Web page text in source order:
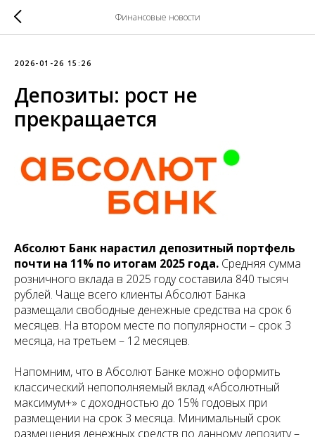
Финансовые новости
2026-01-26 15:26
Депозиты: рост не
прекращается
Абсолют Банк нарастил депозитный портфель
почти на 11% по итогам 2025 года. Средняя сумма
розничного вклада в 2025 году составила 840 тысяч
рублей. Чаще всего клиенты Абсолют Банка
размещали свободные денежные средства на срок 6
месяцев. На втором месте по популярности – срок 3
месяца, на третьем – 12 месяцев.
Напомним, что в Абсолют Банке можно оформить
классический непополняемый вклад «Абсолютный
максимум+» с доходностью до 15% годовых при
размещении на срок 3 месяца. Минимальный срок
размещения денежных средств по данному депозиту –